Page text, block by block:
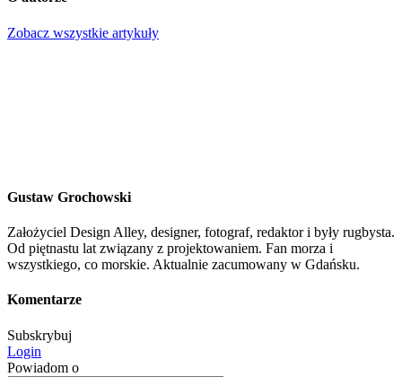
Zobacz wszystkie artykuły
Gustaw Grochowski
Założyciel Design Alley, designer, fotograf, redaktor i były rugbysta.
Od piętnastu lat związany z projektowaniem. Fan morza i
wszystkiego, co morskie. Aktualnie zacumowany w Gdańsku.
Komentarze
Subskrybuj
Login
Powiadom o